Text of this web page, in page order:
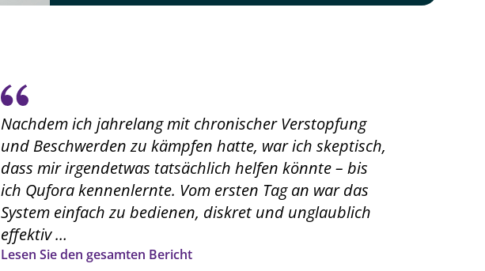
Nachdem ich jahrelang mit chronischer Verstopfung
und Beschwerden zu kämpfen hatte, war ich skeptisch,
dass mir irgendetwas tatsächlich helfen könnte – bis
ich Qufora kennenlernte. Vom ersten Tag an war das
System einfach zu bedienen, diskret und unglaublich
effektiv …
Lesen Sie den gesamten Bericht